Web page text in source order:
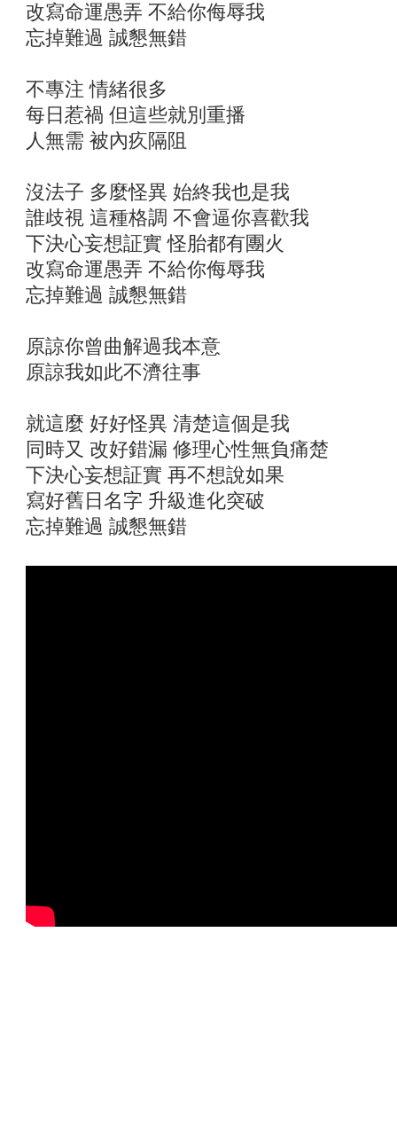
改寫命運愚弄 不給你侮辱我
忘掉難過 誠懇無錯
不專注 情緒很多
每日惹禍 但這些就別重播
人無需 被內疚隔阻
沒法子 多麼怪異 始終我也是我
誰歧視 這種格調 不會逼你喜歡我
下決心妄想証實 怪胎都有團火
改寫命運愚弄 不給你侮辱我
忘掉難過 誠懇無錯
原諒你曾曲解過我本意
原諒我如此不濟往事
就這麼 好好怪異 清楚這個是我
同時又 改好錯漏 修理心性無負痛楚
下決心妄想証實 再不想說如果
寫好舊日名字 升級進化突破
忘掉難過 誠懇無錯